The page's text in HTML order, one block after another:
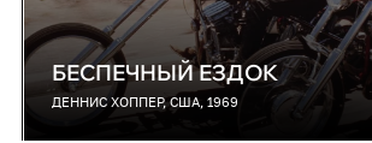
БЕСПЕЧНЫЙ ЕЗДОК
ДЕННИС ХОППЕР, США, 1969